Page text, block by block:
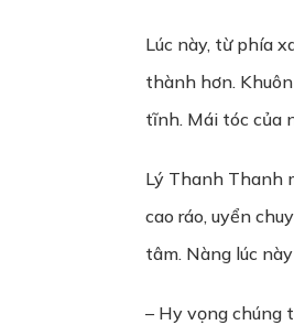
Lúc này, từ phía
thành hơn.
tĩnh. Mái tóc của
Lý Thanh Thanh
cao ráo, uyển
tâm. Nàng lúc
– Hy vọng chúng